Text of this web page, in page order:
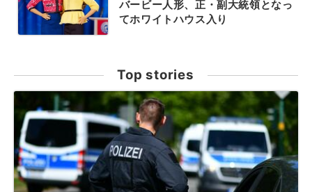
バービー人形、正・副大統領となっ
てホワイトハウス入り
Top stories